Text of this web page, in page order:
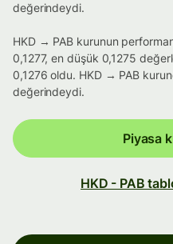
değerindeydi.
HKD → PAB kurunun
0,1277, en düşük 0,1275
0,1276 oldu. HKD → PAB
değerindeydi.
Piyasa
HKD - PAB